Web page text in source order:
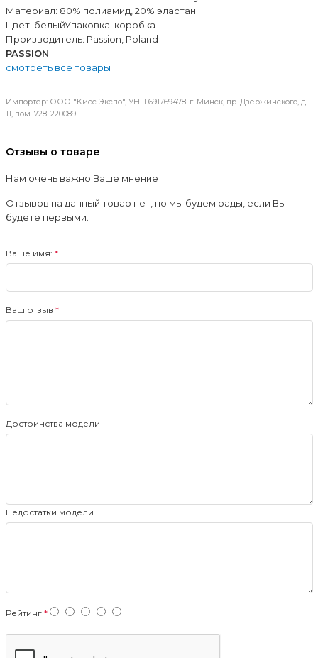
Материал: 80% полиамид, 20% эластан
Цвет: белыйУпаковка: коробка
Производитель: Passion, Poland
PASSION
смотреть все товары
Импортёр: ООО "Кисс Экспо", УНП 691769478. г. Минск, пр. Дзержинского, д.
11, пом. 728. 220089
Отзывы о товаре
Нам очень важно Ваше мнение
Отзывов на данный товар нет, но мы будем рады, если Вы
будете первыми.
Ваше имя:
Ваш отзыв
Достоинства модели
Недостатки модели
Рейтинг